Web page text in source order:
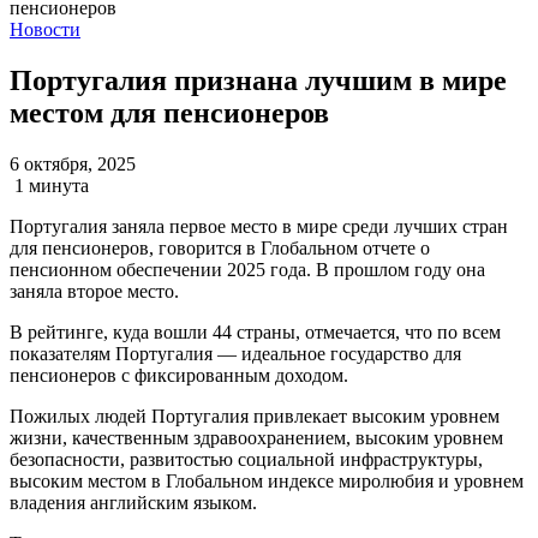
Новости
Португалия признана лучшим в мире
местом для пенсионеров
6 октября, 2025
1 минута
Португалия заняла первое место в мире среди лучших стран
для пенсионеров, говорится в Глобальном отчете о
пенсионном обеспечении 2025 года. В прошлом году она
заняла второе место.
В рейтинге, куда вошли 44 страны, отмечается, что по всем
показателям Португалия — идеальное государство для
пенсионеров с фиксированным доходом.
Пожилых людей Португалия привлекает высоким уровнем
жизни, качественным здравоохранением, высоким уровнем
безопасности, развитостью социальной инфраструктуры,
высоким местом в Глобальном индексе миролюбия и уровнем
владения английским языком.